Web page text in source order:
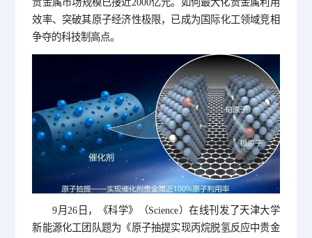
效率、突破其原子经济性极限，已成为国际化工领域竞相
争夺的科技制高点。
9月26日，《科学》（Science）在线刊发了天津大学
新能源化工团队题为《原子抽提实现丙烷脱氢反应中贵金